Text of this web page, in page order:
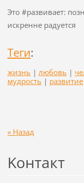
Это #развивает:
искренне радуется
Теги:
жизнь | любовь |
мудрость | развитие
« Назад
Koнтакт